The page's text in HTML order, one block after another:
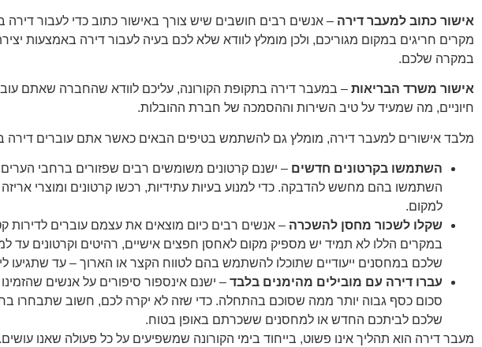
אישור כתוב למעבר דירה – אנשים רבים חושבים שיש צורך באישור כתוב כדי לעבור דירה
מקרים חריגים במקום מגוריכם, ולכן מומלץ לוודא שלא לכם בעיה לעבור דירה באמצעות
במקרה שלכם.
אישור משרד הבריאות – במעבר דירה בתקופת הקורונה, עליכם לוודא שהחברה שאתם
חיוניים, מה שמעיד על טיב השירות וההסמכה של חברת ההובלות.
מלבד אישורים למעבר דירה, מומלץ גם להשתמש בטיפים הבאים כאשר אתם עוברים דירה
השתמשו בקרטונים חדשים – ישנם קרטונים משומשים רבים שפזורים ברחבי
השתמשו בהם מחשש להדבקה. כדי למנוע בעיות עתידיות, רכשו קרטונים ומוצרי
למקום.
שקלו לשכור מחסן להשכרה – אנשים רבים כיום מוצאים את עצמם עוברים לדירות
במקרים הללו לא תמיד יש מספיק מקום לאחסן חפצים אישיים, רהיטים וקרטונים
שלכם במחסנים ייעודיים שתוכלו להשתמש בהם לטווח הקצר או הארוך – עד שתגיעו
עברו דירה עם מובילים מהימנים בלבד – ישנם אינספור סיפורים על אנשים
סכום כסף גבוה יותר ממה שסוכם בהתחלה. כדי שזה לא יקרה לכם, חשוב שתבחרו
שלכם לביתכם החדש או למחסנים ששכרתם באופן בטוח.
מעבר דירה הוא תהליך אינו פשוט, בייחוד בימי הקורונה שמשפיעים על כל פעולה שאנו